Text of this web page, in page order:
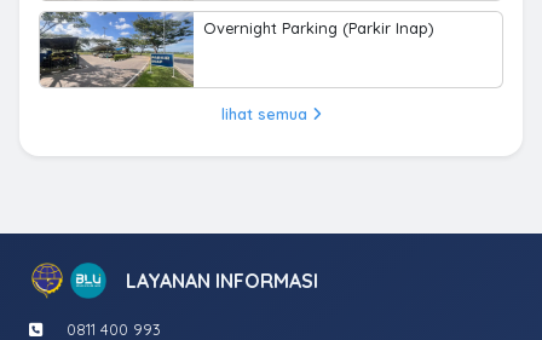
Overnight Parking (Parkir Inap)
lihat semua
LAYANAN INFORMASI
0811 400 993